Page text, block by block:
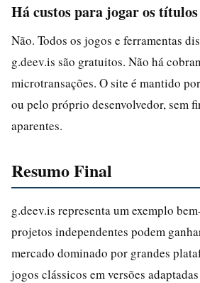
Há custos para jogar os títulos
Não. Todos os jogos e ferramentas
g.deev.is são gratuitos. Não há
microtransações. O site é mantido
ou pelo próprio desenvolvedor, sem
aparentes.
Resumo Final
g.deev.is representa um exemplo
projetos independentes podem
mercado dominado por grandes
jogos clássicos em versões